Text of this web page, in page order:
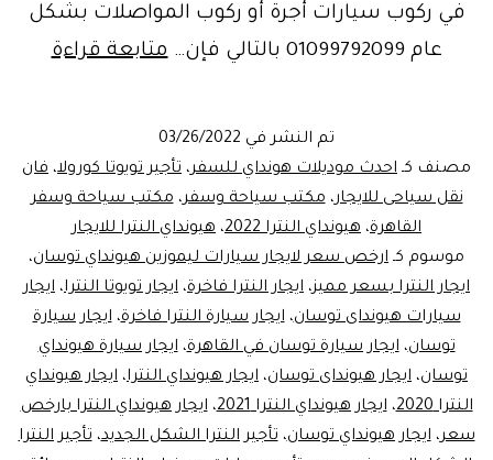
في ركوب سيارات أجرة أو ركوب المواصلات بشكل
عام 01099792099 بالتالي فإن…
متابعة قراءة
مصر
تم النشر في 03/26/2022
مصنف كـ احدث موديلات هونداي للسفر، تأجير تويوتا كورولا، فان
نقل سياحى للايجار،مكتب سياحة وسفر،مكتب سياحة وسفر
القاهرة، هيونداي النترا 2022 ، هيونداي النترا للايجار
موسوم كـ ارخص سعر لايجار سيارات ليموزين هيونداي توسان،
ايجار النترا بسعر مميز، ايجار النترا فاخرة، ايجار تويوتا النترا، ايجار
سيارات هيونداى توسان،ايجار سيارة النترا فاخرة،ايجار سيارة
توسان،ايجار سيارة توسان في القاهرة،ايجار سيارة هيونداي
توسان، ايجار هيونداى توسان، ايجار هيونداي النترا، ايجار هيونداي
النترا 2020
،ايجار هيونداي النترا 2021 ،ايجار هيونداي النترا بارخص
سعر،ايجار هيونداي توسان،تأجير النترا الشكل الجديد،تأجير النترا